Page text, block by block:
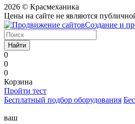
2026 © Красмеханика
Цены на сайте не являются
Создание и
Найти
0
0
0
Корзина
Пройти тест
Бесплатный подбор оборудования
ваш